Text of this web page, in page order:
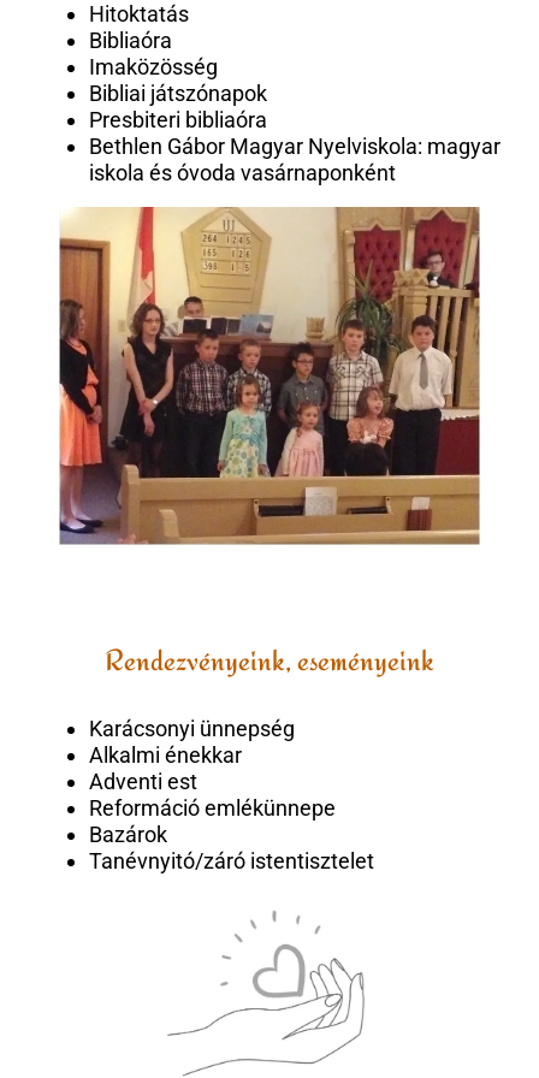
Hitoktatás
Bibliaóra
Imaközösség
Bibliai játszónapok
Presbiteri bibliaóra
Bethlen Gábor Magyar Nyelviskola: magyar
iskola és óvoda vasárnaponként
Rendezvényeink, eseményeink
Karácsonyi ünnepség
Alkalmi énekkar
Adventi est
Reformáció emlékünnepe
Bazárok
Tanévnyitó/záró istentisztelet